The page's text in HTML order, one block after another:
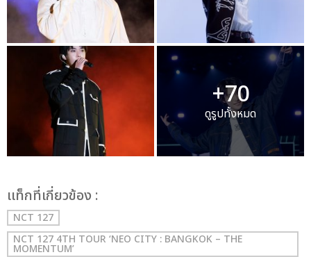
+70
ดูรูปทั้งหมด
เเท็กที่เกี่ยวข้อง :
NCT 127
NCT 127 4TH TOUR ‘NEO CITY : BANGKOK – THE
MOMENTUM’